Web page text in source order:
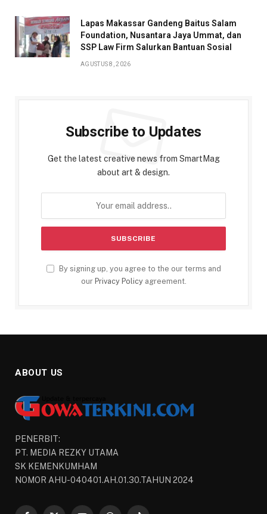
Lapas Makassar Gandeng Baitus Salam
Foundation, Nusantara Jaya Ummat, dan
SSP Law Firm Salurkan Bantuan Sosial
AGUSTUS 8, 2026
Subscribe to Updates
Get the latest creative news from SmartMag
about art & design.
By signing up, you agree to the our terms and
our Privacy Policyagreement.
ABOUT US
PENERBIT:
PT. MEDIA REZKY UTAMA
SK KEMENKUMHAM
NOMOR AHU-040401.AH.01.30.TAHUN 2024